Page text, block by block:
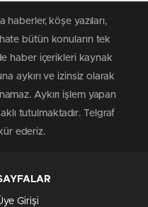
haberler, köşe yazıları,
bütün konuların tek
haber içerikleri kaynak
aykırı ve izinsiz olarak
Aykırı işlem yapan
tutulmaktadır. Telgraf
ederiz.
Girişi